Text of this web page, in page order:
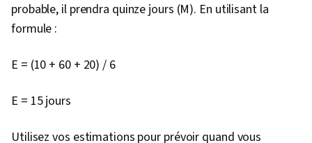
probable, il prendra quinze jours (M). En utilisant la
formule :
E = (10 + 60 + 20) / 6
E = 15 jours
Utilisez vos estimations pour prévoir quand vous